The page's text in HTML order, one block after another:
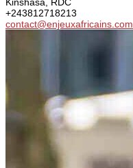
+243812718213
contact@enjeuxafricains.com